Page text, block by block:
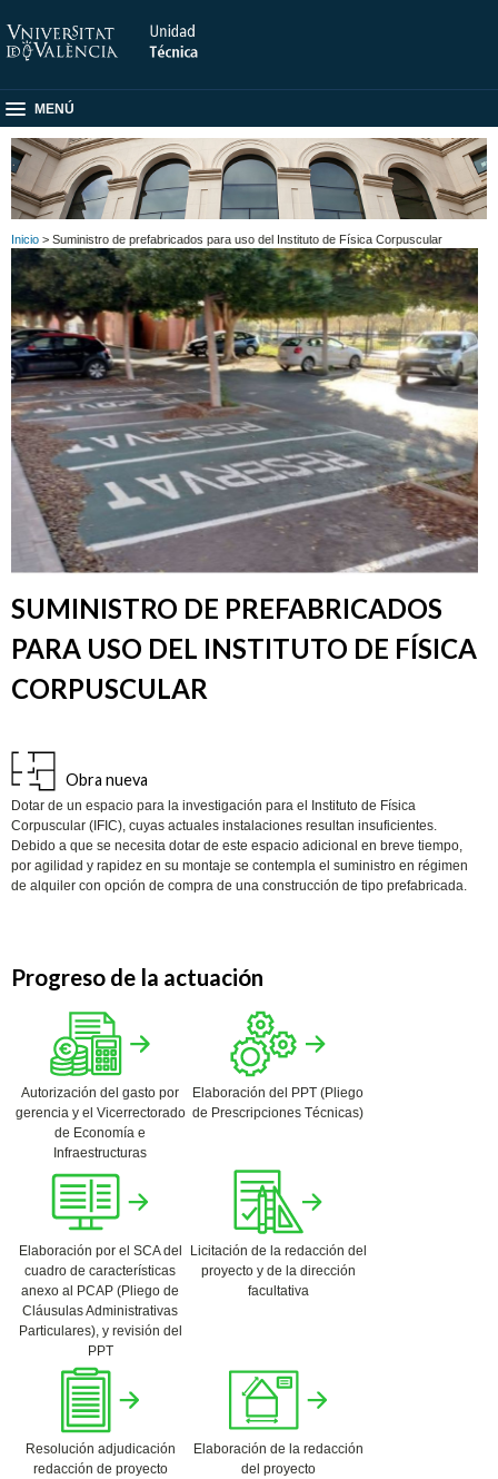
MENÚ
Inicio > Suministro de prefabricados para uso del Instituto de Física Corpuscular
SUMINISTRO DE PREFABRICADOS
PARA USO DEL INSTITUTO DE FÍSICA
CORPUSCULAR
Obra nueva
Dotar de un espacio para la investigación para el Instituto de Física
Corpuscular (IFIC), cuyas actuales instalaciones resultan insuficientes.
Debido a que se necesita dotar de este espacio adicional en breve tiempo,
por agilidad y rapidez en su montaje se contempla el suministro en régimen
de alquiler con opción de compra de una construcción de tipo prefabricada.
Progreso de la actuación
Autorización del gasto por
gerencia y el Vicerrectorado
de Economía e
Infraestructuras
Elaboración del PPT (Pliego
de Prescripciones Técnicas)
Elaboración por el SCA del
cuadro de características
anexo al PCAP (Pliego de
Cláusulas Administrativas
Particulares), y revisión del
PPT
Licitación de la redacción del
proyecto y de la dirección
facultativa
Resolución adjudicación
redacción de proyecto
Elaboración de la redacción
del proyecto